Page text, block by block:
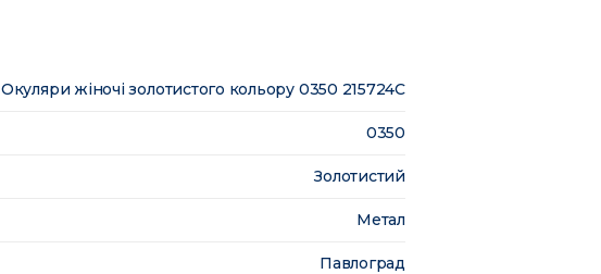
Окуляри жіночі золотистого кольору 0350 215724C
0350
Золотистий
Метал
Павлоград